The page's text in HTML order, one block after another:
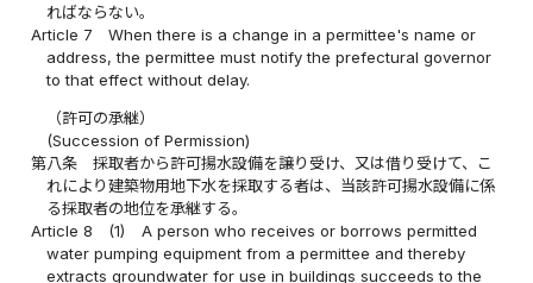
ればならない。
Article 7
When there is a change in a permittee's name or
address, the permittee must notify the prefectural governor
to that effect without delay.
（許可の承継）
(Succession of Permission)
第八条
採取者から許可揚水設備を譲り受け、又は借り受けて、こ
れにより建築物用地下水を採取する者は、当該許可揚水設備に係
る採取者の地位を承継する。
Article 8
(1)
A person who receives or borrows permitted
water pumping equipment from a permittee and thereby
extracts groundwater for use in buildings succeeds to the